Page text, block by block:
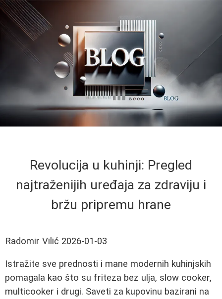
Revolucija u kuhinji: Pregled
najtraženijih uređaja za zdraviju i
bržu pripremu hrane
Radomir Vilić 2026-01-03
Istražite sve prednosti i mane modernih kuhinjskih
pomagala kao što su friteza bez ulja, slow cooker,
multicooker i drugi. Saveti za kupovinu bazirani na